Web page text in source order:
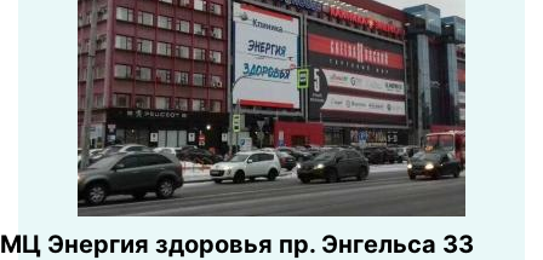
МЦ Энергия здоровья пр. Энгельса 33